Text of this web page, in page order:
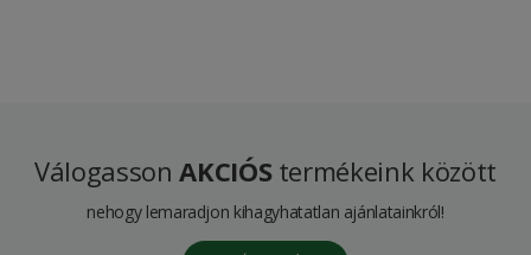
VálogassonAKCIÓStermékeink között
nehogy lemaradjon kihagyhatatlan ajánlatainkról!